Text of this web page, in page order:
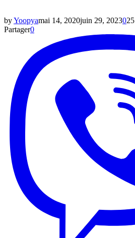
byYoopyamai 14, 2020juin 29, 2023025
Partager0